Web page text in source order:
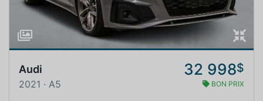
Audi 32 998$
2021 · A5 BON PRIX